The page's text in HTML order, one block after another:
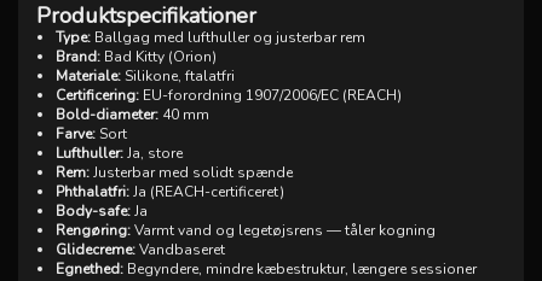
Produktspecifikationer
Type: Ballgag med lufthuller og justerbar rem
Brand: Bad Kitty (Orion)
Materiale:Silikone, ftalatfri
Certificering: EU-forordning 1907/2006/EC (REACH)
Bold-diameter: 40 mm
Farve:Sort
Lufthuller:Ja, store
Rem:Justerbar med solidt spænde
Phthalatfri:Ja (REACH-certificeret)
Body-safe:Ja
Rengøring:Varmt vand og legetøjsrens — tåler kogning
Glidecreme:Vandbaseret
Egnethed: Begyndere, mindre kæbestruktur, længere sessioner